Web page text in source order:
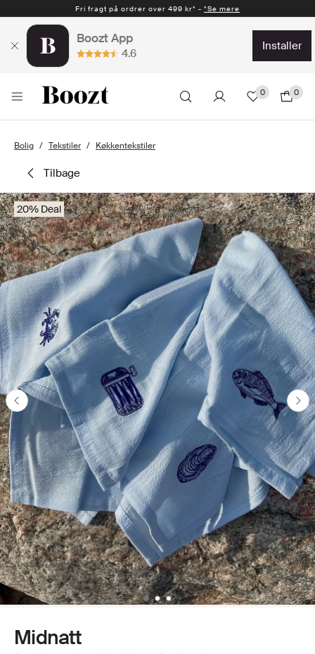
Fri fragt på ordrer over 499 kr* - *Se mere
Boozt App
4.6
installer
0 0
Bolig Tekstiler Køkkentekstiler
tilbage
20% Deal
Midnatt